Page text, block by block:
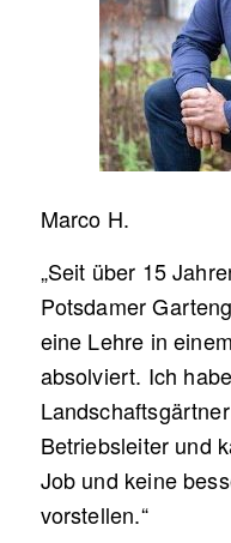
Marco H.
„Seit über 15
Potsdamer
eine Lehre in
absolviert. Ich
Betriebsleiter und
Job und keine
vorstellen.“